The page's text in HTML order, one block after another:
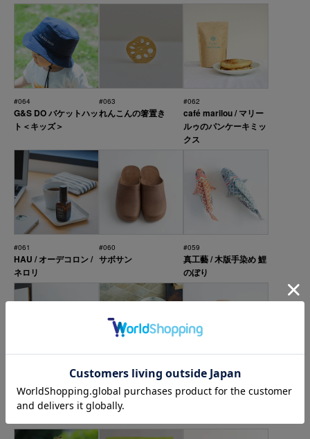
#064
G&S DO バケットハッ
ト＜キッズ＞
#063
れんこんの箸置き
#062
café marilou / マリー
ルゥのパンケーキミッ
クス
#061
HAU / オーデコロン /
ネロリ
#060
サボサン
#059
真工藝 / 木版手染め 鯉
のぼり
TOTE BACK
WEISBECKER / 携帯
#057
MAMBO キャニスター
缶
#056
麦わら帽子 ブリム